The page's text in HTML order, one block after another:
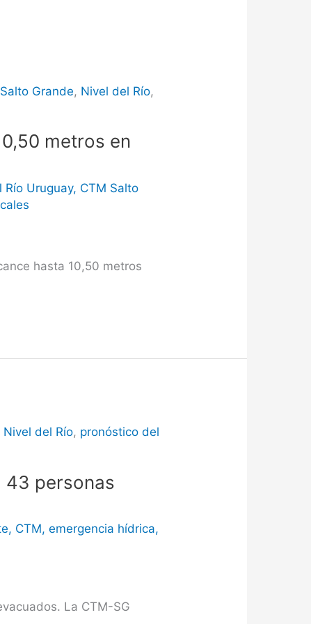
Grande, Nivel del Río,
metros en
Río Uruguay, CTM Salto
hasta 10,50 metros
Nivel del Río, pronóstico del
43 personas
, CTM,emergencia hídrica,
La CTM-SG